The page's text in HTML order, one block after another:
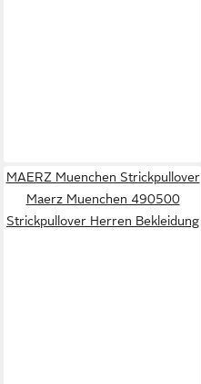
MAERZ Muenchen Strickpullover
Maerz Muenchen 490500
Strickpullover Herren Bekleidung